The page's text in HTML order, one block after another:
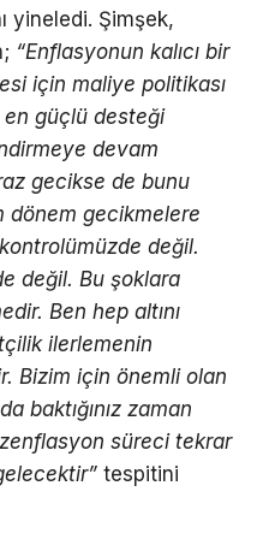
yineledi. Şimşek,
“Enflasyonun kalıcı bir
için maliye politikası
en güçlü desteği
devam
gecikse de bunu
dönem gecikmelere
değil.
değil. Bu şoklara
Ben hep altını
ilerlemenin
Bizim için önemli olan
baktığınız zaman
süreci tekrar
tespitini